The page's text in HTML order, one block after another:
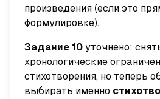
произведения (если это
формулировке).
Задание 10 уточнено:
хронологические
стихотворения, но теперь
выбирать именно